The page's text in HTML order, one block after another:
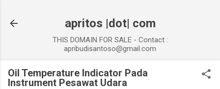
apritos |dot| com
THIS DOMAIN FOR SALE - Contact :
apribudisantoso@gmail.com
Oil Temperature Indicator Pada
Instrument Pesawat Udara